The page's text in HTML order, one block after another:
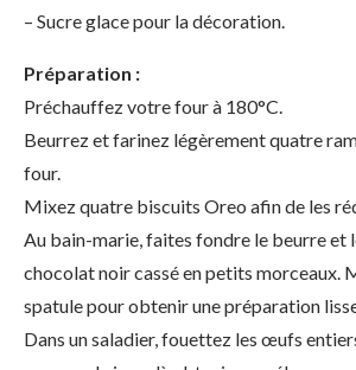
– Sucre glace pour la décoration.
Préparation :
Préchauffez votre four à 180°C.
Beurrez et farinez légèrement quatre
four.
Mixez quatre biscuits Oreo afin de les
Au bain-marie, faites fondre le beurre et
chocolat noir cassé en petits morceaux.
spatule pour obtenir une préparation
Dans un saladier, fouettez les œufs